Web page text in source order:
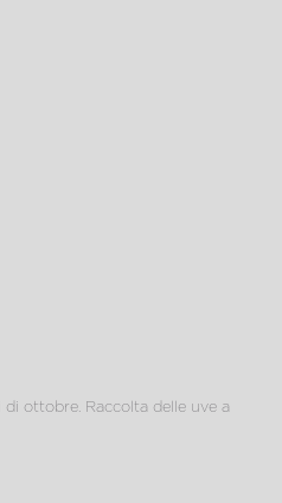
ottobre. Raccolta delle uve a